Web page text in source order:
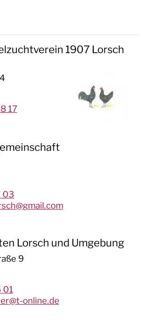
1907 Lorsch
17
03
@gmail.com
Lorsch und Umgebung
9
01
@t-online.de